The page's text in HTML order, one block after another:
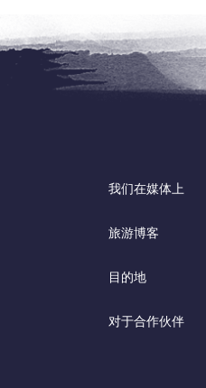
我们在媒体上
旅游博客
目的地
对于合作伙伴